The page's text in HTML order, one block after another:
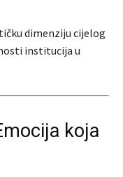
dimenziju cijelog
institucija u
koja